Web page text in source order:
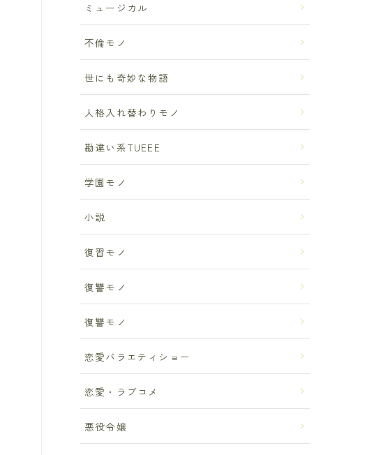
ミュージカル
不倫モノ
世にも奇妙な物語
人格入れ替わりモノ
勘違い系TUEEE
学園モノ
小説
復習モノ
復讐モノ
復讐モノ
恋愛バラエティショー
恋愛・ラブコメ
悪役令嬢